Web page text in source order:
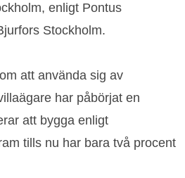
enligt Pontus
Stockholm.
att använda sig av
har påbörjat en
att bygga enligt
tills nu har bara två procent